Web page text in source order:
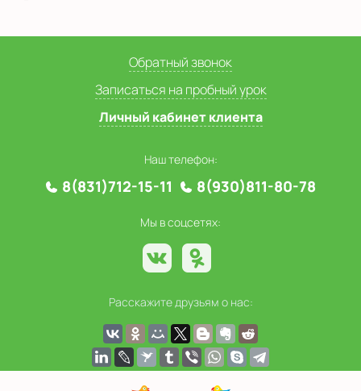
Обратный звонок
Записаться на пробный урок
Личный кабинет клиента
Наш телефон:
8(831)712-15-11 8(930)811-80-78
Мы в соцсетях:
Расскажите друзьям о нас: